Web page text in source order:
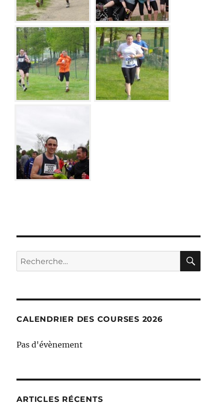
Recherche
pour :
CALENDRIER DES COURSES 2026
Pas d'évènement
ARTICLES RÉCENTS